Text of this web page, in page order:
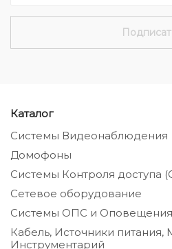
Каталог
Системы Видеонаблюдения
Домофоны
Системы Контроля доступа
Сетевое оборудование
Системы ОПС и Оповещения
Кабель, Источники питания,
Инструментарий